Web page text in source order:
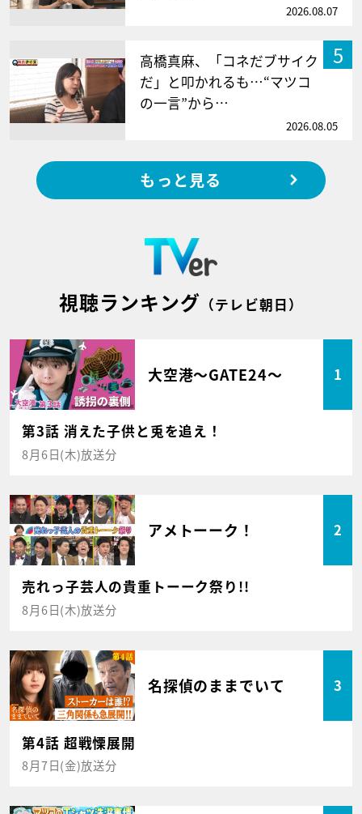
2026.08.07
5
高橋真麻、「コネだブサイク
だ」と叩かれるも…“マツコ
の一言”から…
2026.08.05
もっと見る
視聴ランキング （テレビ朝日）
大空港～GATE24～ 1
第3話 消えた子供と兎を追え！
8月6日(木)放送分
アメトーーク！ 2
売れっ子芸人の貴重トーーク祭り!!
8月6日(木)放送分
名探偵のままでいて 3
第4話 超戦慄展開
8月7日(金)放送分